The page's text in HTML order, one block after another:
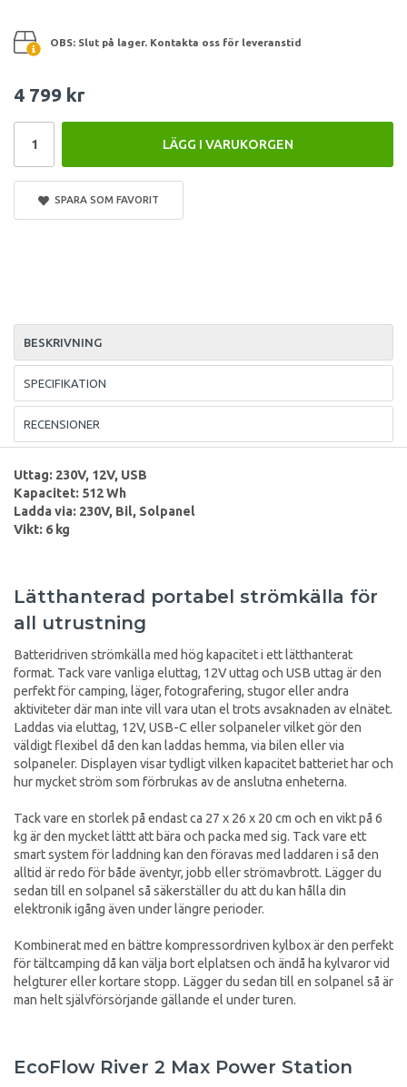
OBS: Slut på lager. Kontakta oss för leveranstid
4 799 kr
LÄGG I VARUKORGEN
SPARA SOM FAVORIT
BESKRIVNING
SPECIFIKATION
RECENSIONER
Uttag: 230V, 12V, USB
Kapacitet: 512 Wh
Ladda via: 230V, Bil, Solpanel
Vikt: 6 kg
Lätthanterad portabel strömkälla för
all utrustning
Batteridriven strömkälla med hög kapacitet i ett lätthanterat
format. Tack vare vanliga eluttag, 12V uttag och USB uttag är den
perfekt för camping, läger, fotografering, stugor eller andra
aktiviteter där man inte vill vara utan el trots avsaknaden av elnätet.
Laddas via eluttag, 12V, USB-C eller solpaneler vilket gör den
väldigt flexibel då den kan laddas hemma, via bilen eller via
solpaneler. Displayen visar tydligt vilken kapacitet batteriet har och
hur mycket ström som förbrukas av de anslutna enheterna.
Tack vare en storlek på endast ca 27 x 26 x 20 cm och en vikt på 6
kg är den mycket lättt att bära och packa med sig. Tack vare ett
smart system för laddning kan den föravas med laddaren i så den
alltid är redo för både äventyr, jobb eller strömavbrott. Lägger du
sedan till en solpanel så säkerställer du att du kan hålla din
elektronik igång även under längre perioder.
Kombinerat med en bättre kompressordriven kylbox är den perfekt
för tältcamping då kan välja bort elplatsen och ändå ha kylvaror vid
helgturer eller kortare stopp. Lägger du sedan till en solpanel så är
man helt självförsörjande gällande el under turen.
EcoFlow River 2 Max Power Station